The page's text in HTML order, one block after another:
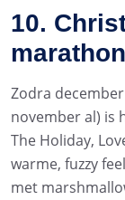
10.
marathon
Zodra
november al) is
The Holiday,
warme, fuzzy
met